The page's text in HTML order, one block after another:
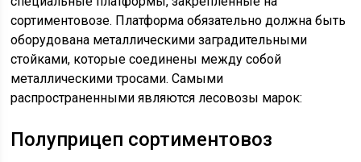
сортиментовозе. Платформа обязательно должна быть
оборудована металлическими заградительными
стойками, которые соединены между собой
металлическими тросами. Самыми
распространенными являются лесовозы марок:
Полуприцеп сортиментовоз